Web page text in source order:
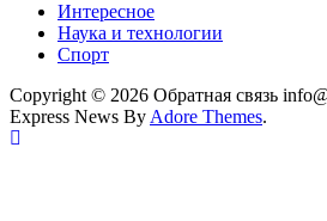
Интересное
Наука и технологии
Спорт
Copyright © 2026 Обратная связь
Express News By Adore Themes.